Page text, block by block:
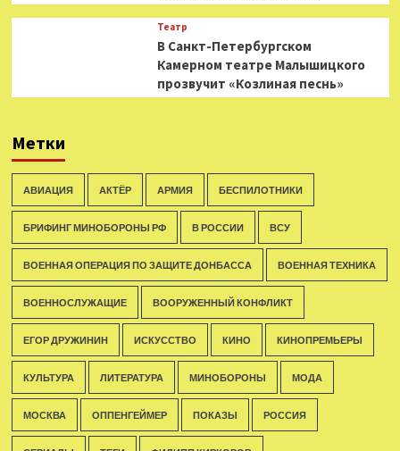
Театр
В Санкт-Петербургском
Камерном театре Малышицкого
прозвучит «Козлиная песнь»
Метки
АВИАЦИЯ АКТЁР АРМИЯ БЕСПИЛОТНИКИ
БРИФИНГ МИНОБОРОНЫ РФ В РОССИИ ВСУ
ВОЕННАЯ ОПЕРАЦИЯ ПО ЗАЩИТЕ ДОНБАССА ВОЕННАЯ ТЕХНИКА
ВОЕННОСЛУЖАЩИЕ ВООРУЖЕННЫЙ КОНФЛИКТ
ЕГОР ДРУЖИНИН ИСКУССТВО КИНО КИНОПРЕМЬЕРЫ
КУЛЬТУРА ЛИТЕРАТУРА МИНОБОРОНЫ МОДА
МОСКВА ОППЕНГЕЙМЕР ПОКАЗЫ РОССИЯ